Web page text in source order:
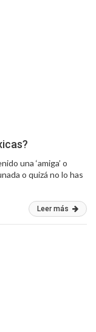
una ‘amiga’ o
o quizá no lo has
Leer más